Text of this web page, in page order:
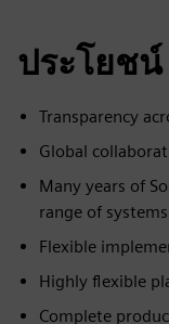
ประโยชน์
Transparency
Global
Many years of
range of
Flexible
Highly flexible
Complete